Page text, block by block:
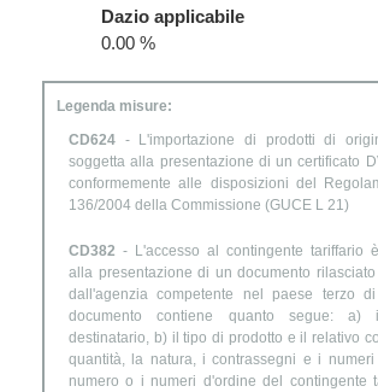
Dazio applicabile
0.00 %
Legenda misure:
CD624 - L'importazione di prodotti di
soggetta alla presentazione di un certificato
conformemente alle disposizioni del
136/2004 della Commissione (GUCE L 21)
CD382 - L'accesso al contingente tariffario
alla presentazione di un documento
dall'agenzia competente nel paese terzo
documento contiene quanto segue: a)
destinatario, b) il tipo di prodotto e il relativo
quantità, la natura, i contrassegni e i
numero o i numeri d'ordine del contingente